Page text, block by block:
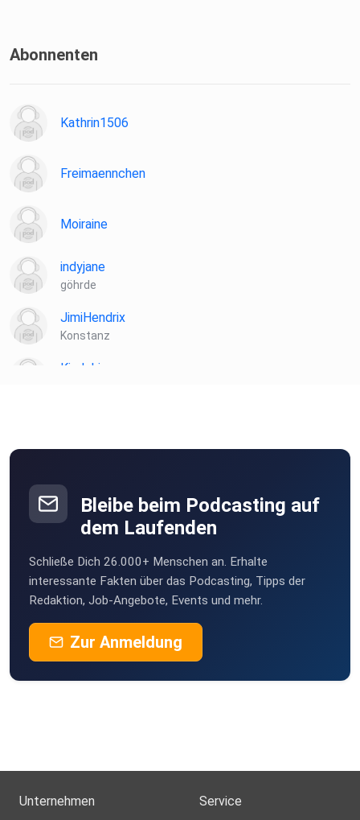
Abonnenten
Kathrin1506
Freimaennchen
Moiraine
indyjane
göhrde
JimiHendrix
Konstanz
Kindoki
Bleibe beim Podcasting auf
dem Laufenden
Schließe Dich 26.000+ Menschen an. Erhalte
interessante Fakten über das Podcasting, Tipps der
Redaktion, Job-Angebote, Events und mehr.
Zur Anmeldung
Unternehmen Service